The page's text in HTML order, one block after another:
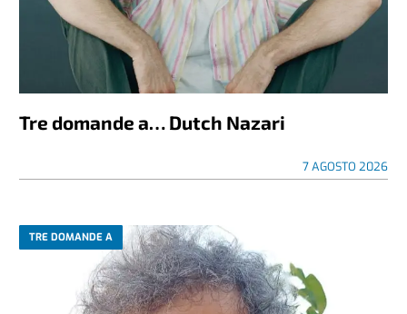
Tre domande a… Dutch Nazari
7 AGOSTO 2026
TRE DOMANDE A